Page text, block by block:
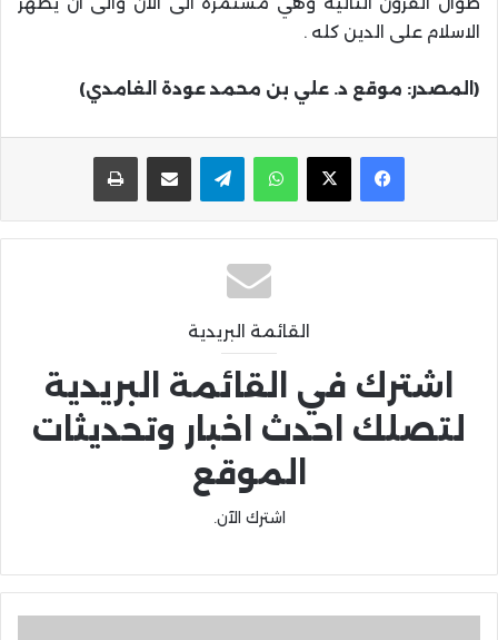
الاسلام على الدين كله .
(المصدر: موقع د. علي بن محمد عودة الغامدي)
واتساب تيلقرام مشاركة عبر البريد
القائمة البريدية
اشترك في القائمة البريدية
لتصلك احدث اخبار وتحديثات
الموقع
اشترك الآن.